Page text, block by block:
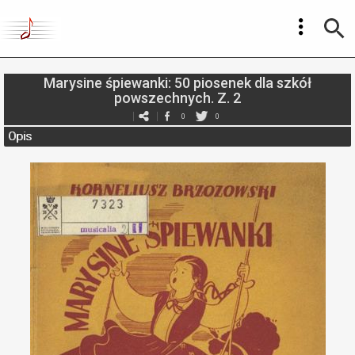
Marysine śpiewanki: 50 piosenek dla szkół
powszechnych. Z. 2
0 0
Opis